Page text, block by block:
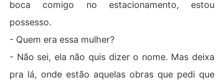
boca comigo no estacionamento, estou
possesso.
- Quem era essa mulher?
- Não sei, ela não quis dizer o nome. Mas deixa
pra lá, onde estão aquelas obras que pedi que